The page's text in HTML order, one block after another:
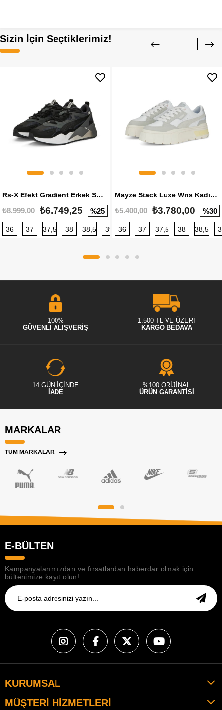
Sizin İçin Seçtiklerimiz!
Rs-X Efekt Gradient Erkek Sneaker
₺8.999,00 ₺6.749,25 %25
36 37 37,5 38 38,5 39 40 40,5 41 42 42,5
Mayze Stack Luxe Wns Kadın Sneaker
₺5.400,00 ₺3.780,00 %30
36 37 37,5 38 38,5
100%
GÜVENLİ ALIŞVERİŞ
1.500 TL VE ÜZERİ
KARGO BEDAVA
14 GÜN İÇİNDE
İADE
%100 ORİJİNAL
ÜRÜN GARANTİSİ
MARKALAR
TÜM MARKALAR
E-BÜLTEN
Kampanyalarımızdan ve fırsatlardan haberdar olmak için
bültenimize kayıt olun!
KURUMSAL
MÜŞTERI HIZMETLERI